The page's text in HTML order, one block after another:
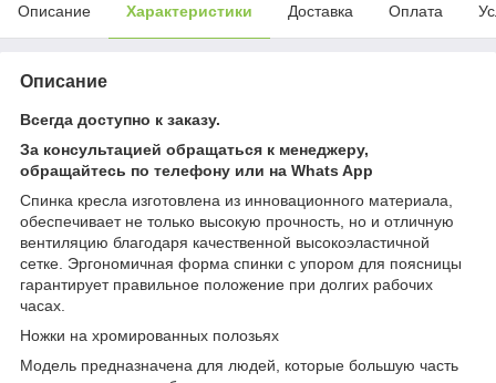
Описание Характеристики Доставка Оплата
Описание
Всегда доступно к заказу.
За консультацией обращаться к менеджеру,
обращайтесь по телефону или на Whats App
Спинка кресла изготовлена из инновационного материала,
обеспечивает не только высокую прочность, но и отличную
вентиляцию благодаря качественной высокоэластичной
сетке. Эргономичная форма спинки с упором для поясницы
гарантирует правильное положение при долгих рабочих
часах.
Ножки на хромированных полозьях
Модель предназначена для людей, которые большую часть